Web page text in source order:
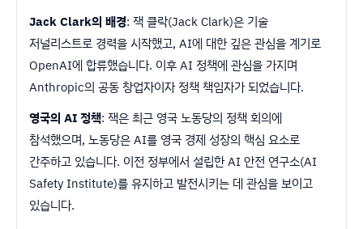
Jack Clark의 배경: 잭 클락(Jack Clark)은 기술
저널리스트로 경력을 시작했고, AI에 대한 깊은 관심을 계기로
OpenAI에 합류했습니다. 이후 AI 정책에 관심을 가지며
Anthropic의 공동 창업자이자 정책 책임자가 되었습니다.
영국의 AI 정책: 잭은 최근 영국 노동당의 정책 회의에
참석했으며, 노동당은 AI를 영국 경제 성장의 핵심 요소로
간주하고 있습니다. 이전 정부에서 설립한 AI 안전 연구소(AI
Safety Institute)를 유지하고 발전시키는 데 관심을 보이고
있습니다.